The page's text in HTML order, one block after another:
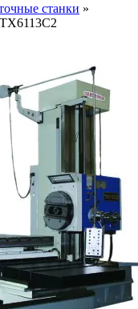
станки »